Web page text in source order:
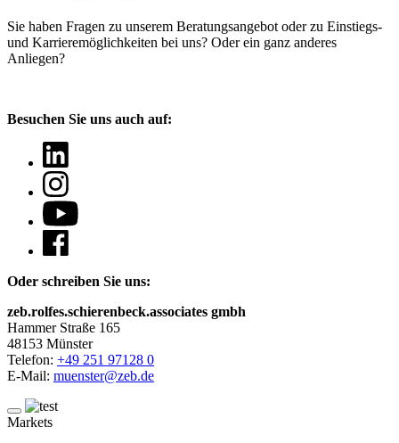
Sie haben Fragen zu unserem Beratungsangebot oder zu Einstiegs-
und Karrieremöglichkeiten bei uns? Oder ein ganz anderes
Anliegen?
Besuchen Sie uns auch auf:
Oder schreiben Sie uns:
zeb.rolfes.schierenbeck.associates gmbh
Hammer Straße 165
48153 Münster
Telefon: +49 251 97128 0
E-Mail: muenster@zeb.de
Markets